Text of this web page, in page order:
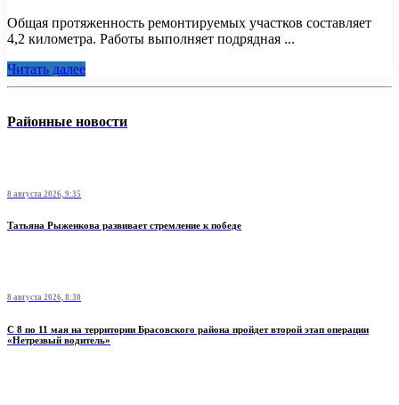
Общая протяженность ремонтируемых участков составляет
4,2 километра. Работы выполняет подрядная ...
Читать далее
Районные новости
8 августа 2026, 9:35
Татьяна Рыженкова развивает стремление к победе
8 августа 2026, 8:30
С 8 по 11 мая на территории Брасовского района пройдет второй этап операции
«Нетрезвый водитель»